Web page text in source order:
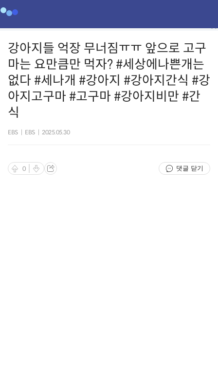
강아지들 억장 무너짐ㅠㅠ 앞으로 고구
마는 요만큼만 먹자? #세상에나쁜개는
없다 #세나개 #강아지 #강아지간식 #강
아지고구마 #고구마 #강아지비만 #간
식
EBS EBS 2025.05.30
0 댓글 닫기